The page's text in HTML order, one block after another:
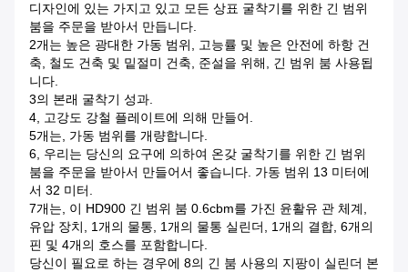
디자인에 있는 가지고 있고 모든 상표 굴착기를 위한 긴 범위
붐을 주문을 받아서 만듭니다.
2개는 높은 광대한 가동 범위, 고능률 및 높은 안전에 하항 건
축, 철도 건축 및 밑절미 건축, 준설을 위해, 긴 범위 붐 사용됩
니다.
3의 본래 굴착기 성과.
4, 고강도 강철 플레이트에 의해 만들어.
5개는, 가동 범위를 개량합니다.
6, 우리는 당신의 요구에 의하여 온갖 굴착기를 위한 긴 범위
붐을 주문을 받아서 만들어서 좋습니다. 가동 범위 13 미터에
서 32 미터.
7개는, 이 HD900 긴 범위 붐 0.6cbm를 가진 윤활유 관 체계,
유압 장치, 1개의 물통, 1개의 물통 실린더, 1개의 결합, 6개의
핀 및 4개의 호스를 포함합니다.
당신이 필요로 하는 경우에 8의 긴 붐 사용의 지팡이 실린더 본